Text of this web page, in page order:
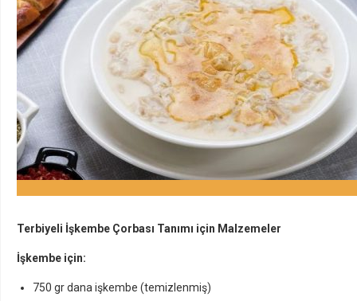
Terbiyeli İşkembe Çorbası Tanımı için Malzemeler
İşkembe için:
750 gr dana işkembe (temizlenmiş)